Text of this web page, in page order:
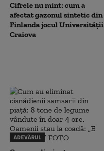
Cifrele nu mint: cum a
afectat gazonul sintetic din
Finlanda jocul Universității
Craiova
ADEVĂRUL